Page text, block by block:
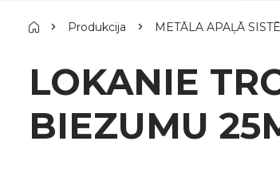
Produkcija METĀLA APAĻĀ
LOKANIE
BIEZUMU